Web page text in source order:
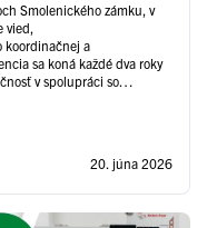
Smolenického zámku, v
vied,
koordinačnej a
sa koná každé dva roky
v spolupráci so
20. júna 2026